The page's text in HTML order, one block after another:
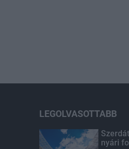
LEGOLVASOTTABB
nyári